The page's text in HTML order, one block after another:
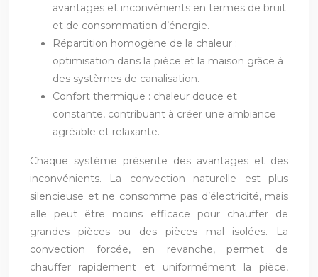
avantages et inconvénients en termes de bruit
et de consommation d’énergie.
Répartition homogène de la chaleur :
optimisation dans la pièce et la maison grâce à
des systèmes de canalisation.
Confort thermique : chaleur douce et
constante, contribuant à créer une ambiance
agréable et relaxante.
Chaque système présente des avantages et des
inconvénients. La convection naturelle est plus
silencieuse et ne consomme pas d’électricité, mais
elle peut être moins efficace pour chauffer de
grandes pièces ou des pièces mal isolées. La
convection forcée, en revanche, permet de
chauffer rapidement et uniformément la pièce,